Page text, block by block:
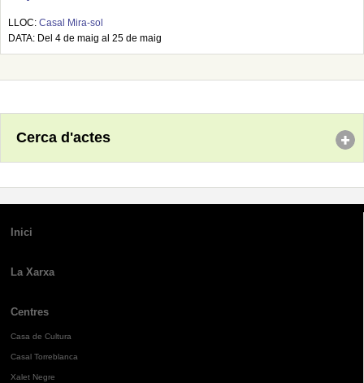
LLOC: Casal Mira-sol
DATA: Del 4 de maig al 25 de maig
Cerca d'actes
Inici
La Xarxa
Centres
Casa de Cultura
Casal Torreblanca
Xalet Negre